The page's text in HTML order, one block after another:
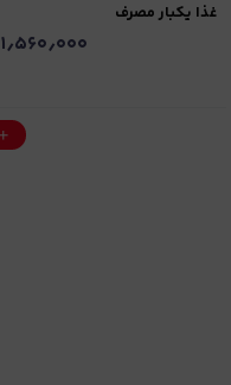
غذا یکبار مصرف
۱٫۵۶۰٫۰۰۰